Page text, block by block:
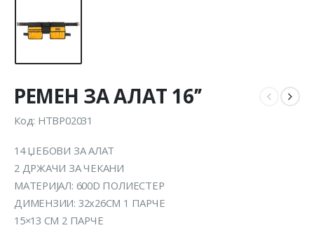
РЕМЕН ЗА АЛАТ 16’’
Код: HTBP02031
14 ЏЕБОВИ ЗА АЛАТ
2 ДРЖАЧИ ЗА ЧЕКАНИ
МАТЕРИЈАЛ: 600D ПОЛИЕСТЕР
ДИМЕНЗИИ: 32x26CM 1 ПАРЧЕ
15×13 CM 2 ПАРЧЕ